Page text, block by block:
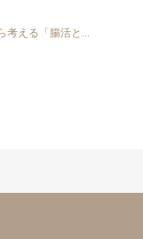
考える「腸活と...